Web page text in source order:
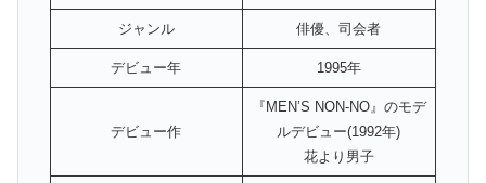
ジャンル 俳優、司会者
デビュー年 1995年
デビュー作
『MEN’S NON-NO』のモデ
ルデビュー(1992年)
花より男子